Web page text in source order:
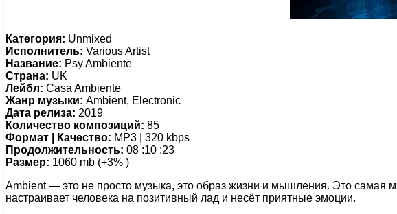
Категория: Unmixed
Исполнитель: Various Artist
Название: Psy Ambiente
Страна: UK
Лейбл: Casa Ambiente
Жанр музыки: Ambient, Electronic
Дата релиза: 2019
Количество композиций: 85
Формат | Качество: MP3 | 320 kbps
Продолжительность: 08 :10 :23
Размер: 1060 mb (+3% )
Ambient — это не просто музыка, это образ жизни и мышления. Это самая
настраивает человека на позитивный лад и несёт приятные эмоции.